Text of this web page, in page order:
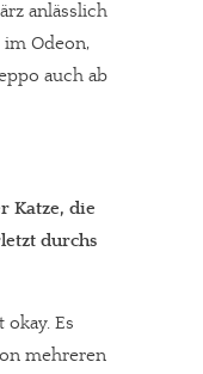
anlässlich
im Odeon,
auch ab
Katze, die
durchs
okay. Es
mehreren